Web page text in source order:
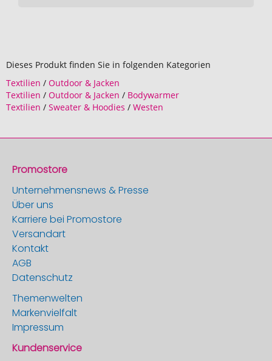
Dieses Produkt finden Sie in folgenden Kategorien
Textilien / Outdoor & Jacken
Textilien / Outdoor & Jacken / Bodywarmer
Textilien / Sweater & Hoodies / Westen
Promostore
Unternehmensnews & Presse
Über uns
Karriere bei Promostore
Versandart
Kontakt
AGB
Datenschutz
Themenwelten
Markenvielfalt
Impressum
Kundenservice